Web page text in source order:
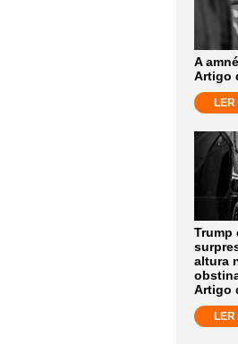
A
Artigo
Trump
altura
Artigo